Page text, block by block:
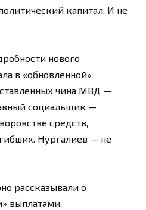
капитал. И не
нового
в «обновленной»
чина МВД —
социальщик —
средств,
Нургалиев — не
рассказывали о
выплатами,